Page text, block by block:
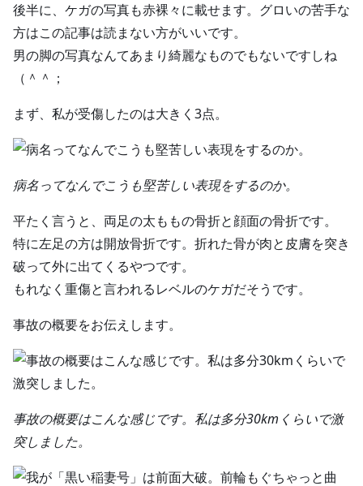
後半に、ケガの写真も赤裸々に載せます。グロいの苦手な
方はこの記事は読まない方がいいです。
男の脚の写真なんてあまり綺麗なものでもないですしね
（＾＾；
まず、私が受傷したのは大きく3点。
病名ってなんでこうも堅苦しい表現をするのか。
平たく言うと、両足の太ももの骨折と顔面の骨折です。
特に左足の方は開放骨折です。折れた骨が肉と皮膚を突き
破って外に出てくるやつです。
もれなく重傷と言われるレベルのケガだそうです。
事故の概要をお伝えします。
事故の概要はこんな感じです。私は多分30kmくらいで激
突しました。